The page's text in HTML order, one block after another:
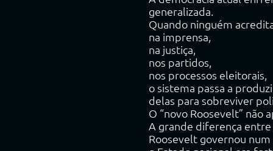
generalizada.
Quando ninguém
na imprensa,
na justiça,
nos partidos,
nos processos eleitorais,
o sistema passa a
delas para sobreviver
O “novo Roosevelt” não
A grande diferença
Roosevelt governou